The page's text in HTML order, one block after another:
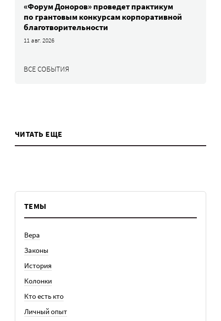
«Форум Доноров» проведет практикум
по грантовым конкурсам корпоративной
благотворительности
11 авг. 2026
ВСЕ СОБЫТИЯ
ЧИТАТЬ ЕЩЕ
ТЕМЫ
Вера
Законы
История
Колонки
Кто есть кто
Личный опыт